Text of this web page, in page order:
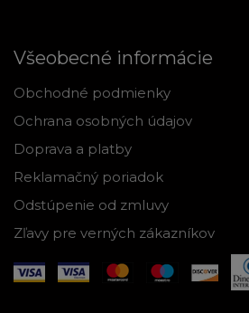
Všeobecné informácie
Obchodné podmienky
Ochrana osobných údajov
Doprava a platby
Reklamačný poriadok
Odstúpenie od zmluvy
Zľavy pre verných zákazníkov